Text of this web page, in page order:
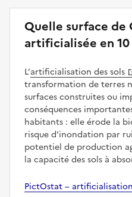
Quelle surface de
artificialisée en 10
L’artificialisation des sols
transformation de terres
surfaces construites ou
conséquences
habitants : elle érode la
risque d'inondation par
potentiel de production
la capacité des sols à
PictOstat –